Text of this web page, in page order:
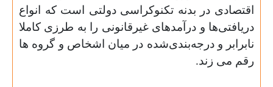
اقتصادی در بدنه تکنوکراسی دولتی است که انواع
دریافتی‌ها و درآمدهای غیرقانونی را به‌ طرزی کاملا
نابرابر و درجه‌بندی‌شده در میان اشخاص و گروه ها
رقم می زند.